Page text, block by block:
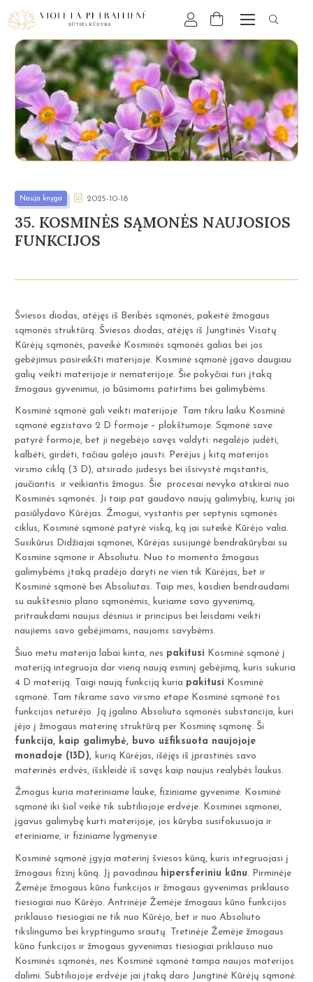
Nauja knyga 2025-10-18
35. KOSMINĖS SĄMONĖS NAUJOSIOS
FUNKCIJOS
Šviesos diodas, atėjęs iš Beribės sąmonės, pakeitė žmogaus
sąmonės struktūrą. Šviesos diodas, atėjęs iš Jungtinės Visatų
Kūrėjų sąmonės, paveikė Kosminės sąmonės galias bei jos
gebėjimus pasireikšti materijoje. Kosminė sąmonė įgavo daugiau
galių veikti materijoje ir nematerijoje. Šie pokyčiai turi įtaką
žmogaus gyvenimui, jo būsimoms patirtims bei galimybėms.
Kosminė sąmonė gali veikti materijoje. Tam tikru laiku Kosminė
sąmonė egzistavo 2 D formoje – plokštumoje. Sąmonė save
patyrė formoje, bet ji negebėjo savęs valdyti: negalėjo judėti,
kalbėti, girdėti, tačiau galėjo jausti. Perėjus į kitą materijos
virsmo ciklą (3 D), atsirado judesys bei išsivystė mąstantis,
jaučiantis ir veikiantis žmogus. Šie procesai nevyko atskirai nuo
Kosminės sąmonės. Ji taip pat gaudavo naujų galimybių, kurių jai
pasiūlydavo Kūrėjas. Žmogui, vystantis per septynis sąmonės
ciklus, Kosminė sąmonė patyrė viską, ką jai suteikė Kūrėjo valia.
Susikūrus Didžiajai sąmonei, Kūrėjas susijungė bendrakūrybai su
Kosmine sąmone ir Absoliutu. Nuo to momento žmogaus
galimybėms įtaką pradėjo daryti ne vien tik Kūrėjas, bet ir
Kosminė sąmonė bei Absoliutas. Taip mes, kasdien bendraudami
su aukštesnio plano sąmonėmis, kuriame savo gyvenimą,
pritraukdami naujus dėsnius ir principus bei leisdami veikti
naujiems savo gebėjimams, naujoms savybėms.
Šiuo metu materija labai kinta, nes pakitusi Kosminė sąmonė į
materiją integruoja dar vieną naują esminį gebėjimą, kuris sukuria
4 D materiją. Taigi naują funkciją kuria pakitusi Kosminė
sąmonė. Tam tikrame savo virsmo etape Kosminė sąmonė tos
funkcijos neturėjo. Ją įgalino Absoliuto sąmonės substancija, kuri
įėjo į žmogaus materinę struktūrą per Kosminę sąmonę. Ši
funkcija, kaip galimybė, buvo užfiksuota naujojoje
monadoje (13D), kurią Kūrėjas, išėjęs iš įprastinės savo
materinės erdvės, išskleidė iš savęs kaip naujus realybės laukus.
Žmogus kuria materiniame lauke, fiziniame gyvenime. Kosminė
sąmonė iki šiol veikė tik subtiliojoje erdvėje. Kosminei sąmonei,
įgavus galimybę kurti materijoje, jos kūryba susifokusuoja ir
eteriniame, ir fiziniame lygmenyse.
Kosminė sąmonė įgyja materinį šviesos kūną, kuris integruojasi į
žmogaus fizinį kūną. Jį pavadinau hipersferiniu kūnu. Pirminėje
Žemėje žmogaus kūno funkcijos ir žmogaus gyvenimas priklauso
tiesiogiai nuo Kūrėjo. Antrinėje Žemėje žmogaus kūno funkcijos
priklauso tiesiogiai ne tik nuo Kūrėjo, bet ir nuo Absoliuto
tikslingumo bei kryptingumo srautų. Tretinėje Žemėje žmogaus
kūno funkcijos ir žmogaus gyvenimas tiesiogiai priklauso nuo
Kosminės sąmonės, nes Kosminė sąmonė tampa naujos materijos
dalimi. Subtiliojoje erdvėje jai įtaką daro Jungtinė Kūrėjų sąmonė.